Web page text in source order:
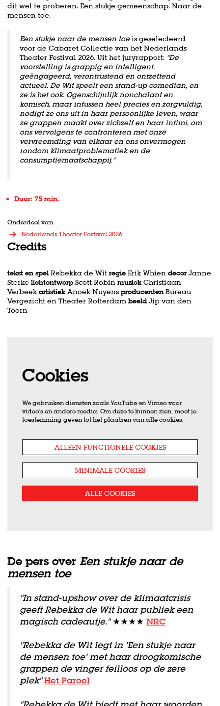
dit wel te proberen. Een stukje gemeenschap. Naar de
mensen toe.
Een stukje naar de mensen toeis geselecteerd
voor de Cabaret Collectie van het Nederlands
Theater Festival 2026. Uit het juryrapport: “De
voorstelling is grappig en intelligent,
geëngageerd, verontrustend en ontzettend
actueel. De Wit speelt een stand-up comedian, en
ze is het ook. Ogenschijnlijk nonchalant en
komisch, maar intussen heel precies en zorgvuldig,
nodigt ze ons uit in haar persoonlijke leven, waar
ze grappen maakt over zichzelf en haar intimi, om
ons vervolgens te confronteren met onze
vervreemding van elkaar en ons onvermogen
rondom klimaatproblematiek en de
consumptiemaatschappij.”
Duur: 75 min.
Onderdeel van
Nederlands Theater Festival 2026
Credits
tekst en spel Rebekka de Wit regie Erik Whien decor Janne
Sterke lichtontwerpScott Robin muziekChristiaan
VerbeekartistiekAnoek Nuyens producenten Bureau
Vergezicht en Theater Rotterdam beeldJip van den
Toorn
Cookies
We gebruiken diensten zoals YouTube en Vimeo voor
video's en andere media. Om deze te kunnen zien, moet je
toestemming geven tot het plaatsen van alle cookies.
ALLEEN FUNCTIONELE COOKIES
MINIMALE COOKIES
ALLE COOKIES
De pers over Een stukje naar de
mensen toe
"In stand-upshow over de klimaatcrisis
geeft Rebekka de Wit haar publiek een
magisch cadeautje."★★★★ NRC
"Rebekka de Wit legt in ‘Een stukje naar
de mensen toe’ met haar droogkomische
grappen de vinger feilloos op de zere
plek"Het Parool